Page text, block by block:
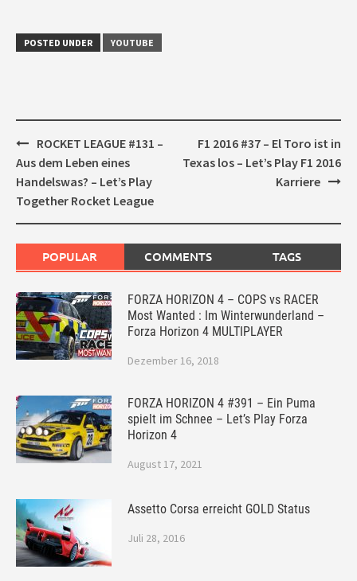
POSTED UNDER YOUTUBE
Post
navigation
ROCKET LEAGUE #131 –
Aus dem Leben eines
Handelswas? – Let’s Play
Together Rocket League
F1 2016 #37 – El Toro ist in
Texas los – Let’s Play F1 2016
Karriere
POPULAR COMMENTS TAGS
FORZA HORIZON 4 – COPS vs RACER
Most Wanted : Im Winterwunderland –
Forza Horizon 4 MULTIPLAYER
Dezember 16, 2018
FORZA HORIZON 4 #391 – Ein Puma
spielt im Schnee – Let’s Play Forza
Horizon 4
August 17, 2021
Assetto Corsa erreicht GOLD Status
Juli 28, 2016